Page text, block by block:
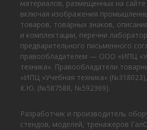
материалов, размещенных на сайте
включая изображения
товаров, товарных знаков,
и комплектации, перечни
предварительного письменного
правообладателем — ООО «ИПЦ
техника». Правообладатели
«ИПЦ «Учебная техника»
К.Ю. (№587588, №592369).
Разработчик и производитель
стендов, моделей, тренажеров